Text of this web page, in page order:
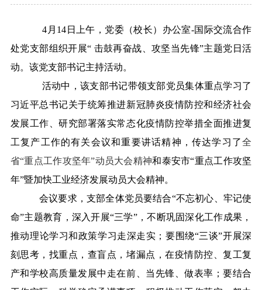
4月 14 日上午，党委（校长）办公室-国际交流合作
处党支部组织开展“ 击鼓再奋战、攻坚当先锋”主题党日活
动。该党支部书记主持活动。
活动中，该支部书记带领支部党员集体重点学习了
习近平总书记关于统筹推进新冠肺炎疫情防控和经济社会
发展工作、研究部署落实常态化疫情防控举措全面推进复
工复产工作的有关会议和重要讲话精神，传达学习了全
省“重点工作攻坚年”动员大会精神和泰安市“重点工作攻坚
年”暨加快工业经济发展动员大会精神。
会议要求，支部全体党员要结合“不忘初心、牢记使
命”主题教育，深入开展“三学”，不断巩固深化工作成果，
推动理论学习和政策学习走深走实；要围绕“三谈”开展深
刻思考，找重点，查盲点，堵漏点，在疫情防控、复工复
产和学校高质量发展中走在前、当先锋、做表率；要结合